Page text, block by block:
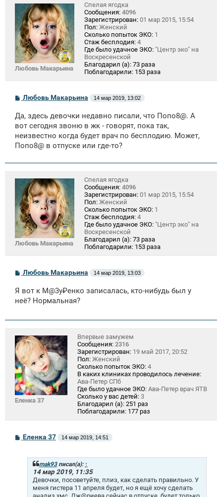
Любовь Макарьина
Спелая ягодка
Сообщения: 4096
Зарегистрирован: 01 мар 2015, 15:54
Пол: Женский
Сколько попыток ЭКО: 1
Стаж бесплодия: 4
Где было удачное ЭКО: "Центр эко" на
Воскресенской
Благодарил (а): 73 раза
Поблагодарили: 153 раза
С
о
б
щ
н
и
Любовь Макарьина 14 мар 2019, 13:02
Да, здесь девочки недавно писали, что Попо8@. А
вот сегодня звоню в жк - говорят, пока так,
неизвестно когда будет врач по бесплодию. Может,
Попо8@ в отпуске или где-то?
Любовь Макарьина
Спелая ягодка
Сообщения: 4096
Зарегистрирован: 01 мар 2015, 15:54
Пол: Женский
Сколько попыток ЭКО: 1
Стаж бесплодия: 4
Где было удачное ЭКО: "Центр эко" на
Воскресенской
Благодарил (а): 73 раза
Поблагодарили: 153 раза
С
о
б
щ
и
Любовь Макарьина 14 мар 2019, 13:03
Я вот к М@3у₽енко записалась, кто-нибудь был у
неё? Нормальная?
Еленка 37
Впервые замужем
Сообщения: 2316
Зарегистрирован: 19 май 2017, 20:52
Пол: Женский
Сколько попыток ЭКО: 4
В каких клиниках проводилось лечение:
Ава-Петер СПб
Где было удачное ЭКО: Ава-Петер врач ЯТВ
Сколько у вас детей: 3
Благодарил (а): 251 раз
Поблагодарили: 177 раз
С
о
Еленка 37 14 мар 2019, 14:51
mak93писал(а): ↑
14 мар 2019, 11:35
Девочки, посоветуйте, плиз, как сделать правильно. У
меня гистера 11 апреля будет, но я ещё хочу сделать